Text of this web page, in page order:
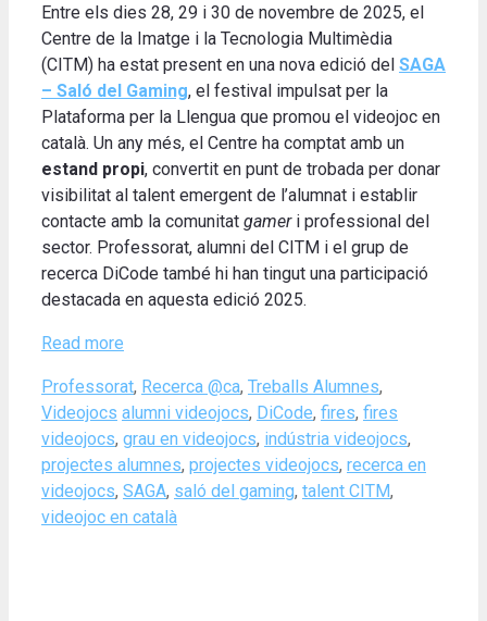
Entre els dies 28, 29 i 30 de novembre de 2025, el
Centre de la Imatge i la Tecnologia Multimèdia
(CITM) ha estat present en una nova edició del SAGA
– Saló del Gaming, el festival impulsat per la
Plataforma per la Llengua que promou el videojoc en
català. Un any més, el Centre ha comptat amb un
estand propi, convertit en punt de trobada per donar
visibilitat al talent emergent de l’alumnat i establir
contacte amb la comunitat gameri professional del
sector. Professorat, alumni del CITM i el grup de
recerca DiCode també hi han tingut una participació
destacada en aquesta edició 2025.
Read more
Categories
Professorat, Recerca @ca, Treballs Alumnes,
Videojocs Tags
alumni videojocs, DiCode, fires, fires
videojocs, grau en videojocs, indústria videojocs,
projectes alumnes, projectes videojocs, recerca en
videojocs, SAGA, saló del gaming, talent CITM,
videojoc en català